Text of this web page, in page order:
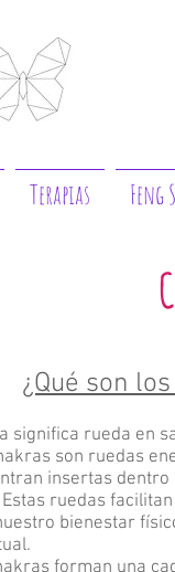
Terapias Feng
¿Qué son
significa rueda en
son ruedas
insertas
ruedas
bienestar
forman una